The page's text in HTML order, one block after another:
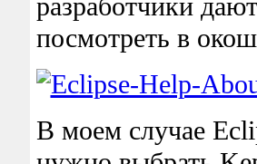
разработчики
посмотреть в
В моем случае